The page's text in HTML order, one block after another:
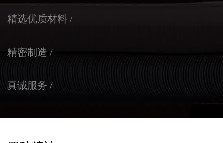
精选优质材料 /
精密制造 /
真诚服务 /